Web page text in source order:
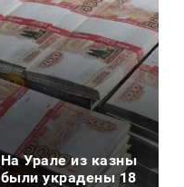
На Урале из казны
были украдены 18